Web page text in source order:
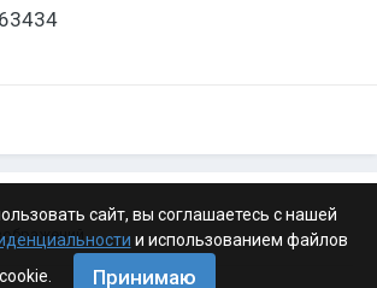
сайт, вы соглашаетесь с нашей
и использованием файлов
cookie.
Принимаю